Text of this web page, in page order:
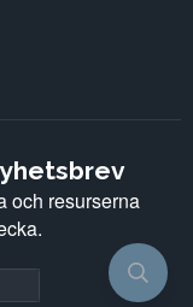
och resurserna